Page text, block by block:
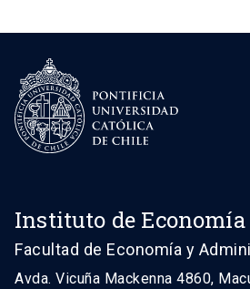
Instituto de Economía
Facultad de Economía y
Avda. Vicuña Mackenna 4860,